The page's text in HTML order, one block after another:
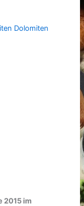
Dolomiten
2015 im